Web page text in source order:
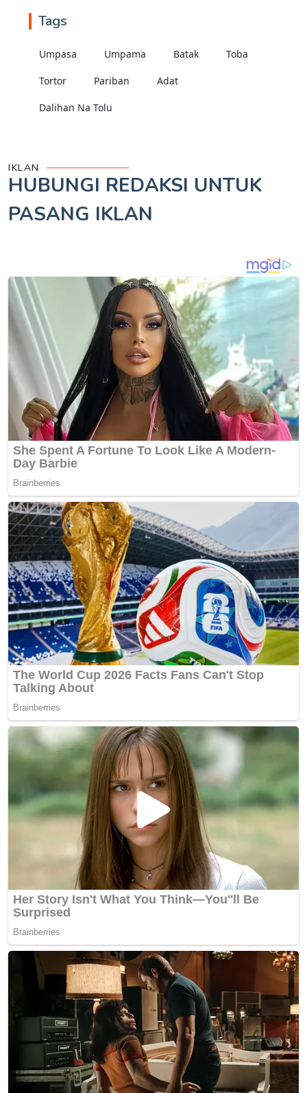
Tags
Umpasa Umpama Batak Toba
Tortor Pariban Adat
Dalihan Na Tolu
IKLAN
HUBUNGI REDAKSI UNTUK
PASANG IKLAN